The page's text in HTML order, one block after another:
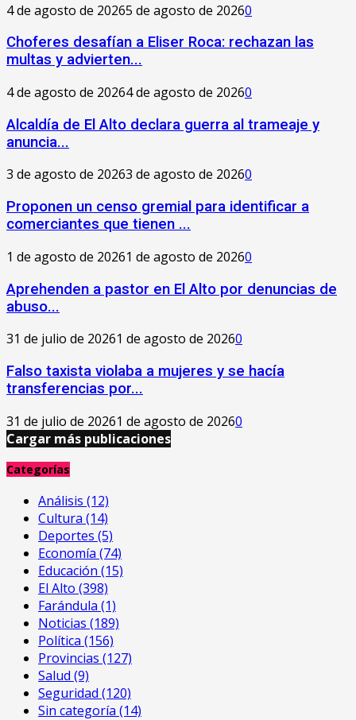
4 de agosto de 20265 de agosto de 20260
Choferes desafían a Eliser Roca: rechazan las
multas y advierten...
4 de agosto de 20264 de agosto de 20260
‎Alcaldía de El Alto declara guerra al trameaje y
anuncia...
3 de agosto de 20263 de agosto de 20260
Proponen un censo gremial para identificar a
comerciantes que tienen ...
1 de agosto de 20261 de agosto de 20260
Aprehenden a pastor en El Alto por denuncias de
abuso...
31 de julio de 20261 de agosto de 20260
Falso taxista violaba a mujeres y se hacía
transferencias por...
31 de julio de 20261 de agosto de 20260
Cargar más publicaciones
Categorías
Análisis (12)
Cultura (14)
Deportes (5)
Economía (74)
Educación (15)
El Alto (398)
Farándula (1)
Noticias (189)
Política (156)
Provincias (127)
Salud (9)
Seguridad (120)
Sin categoría (14)